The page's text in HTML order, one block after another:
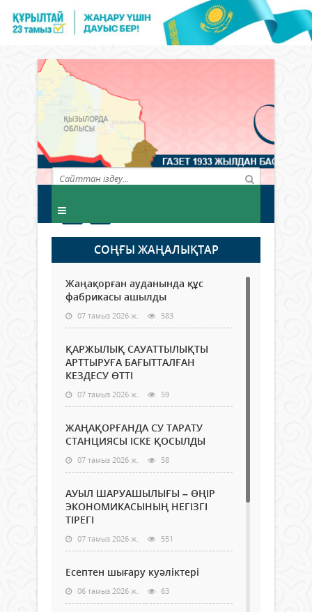
СОҢҒЫ ЖАҢАЛЫҚТАР
Жаңақорған ауданында құс
фабрикасы ашылды
07 тамыз 2026 ж. 583
ҚАРЖЫЛЫҚ САУАТТЫЛЫҚТЫ
АРТТЫРУҒА БАҒЫТТАЛҒАН
КЕЗДЕСУ ӨТТІ
07 тамыз 2026 ж. 59
ЖАҢАҚОРҒАНДА СУ ТАРАТУ
СТАНЦИЯСЫ ІСКЕ ҚОСЫЛДЫ
07 тамыз 2026 ж. 58
АУЫЛ ШАРУАШЫЛЫҒЫ – ӨҢІР
ЭКОНОМИКАСЫНЫҢ НЕГІЗГІ
ТІРЕГІ
07 тамыз 2026 ж. 551
Есептен шығару куәліктері
06 тамыз 2026 ж. 63